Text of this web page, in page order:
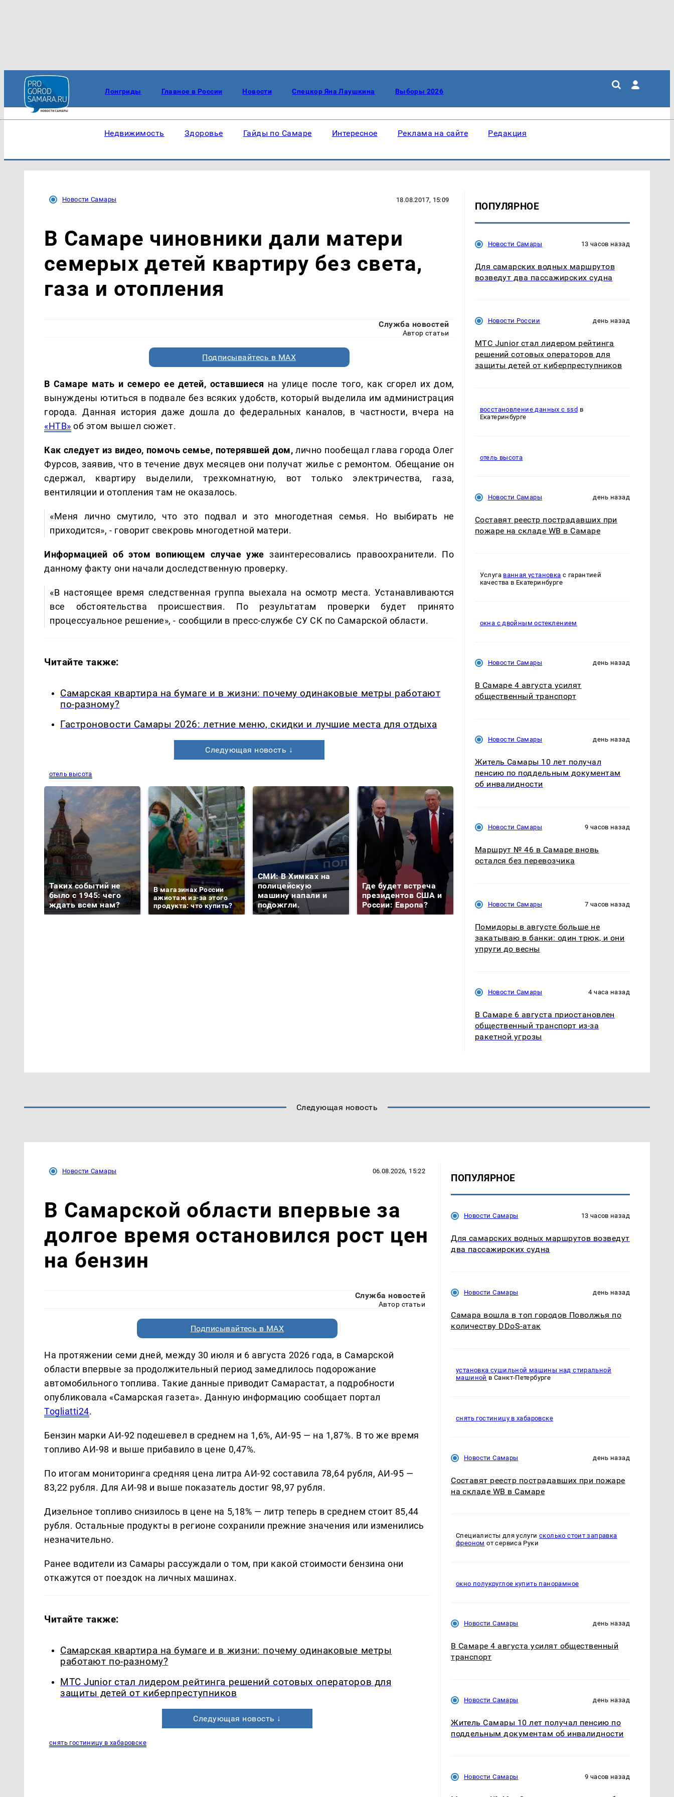
Лонгриды Главное в России Новости Спецкор Яна Лаушкина Выборы 2026
Недвижимость Здоровье Гайды по Самаре Интересное Реклама на сайте Редакция
Новости Самары 18.08.2017, 15:09
В Самаре чиновники дали матери
семерых детей квартиру без света,
газа и отопления
Служба новостей
Автор статьи
Подписывайтесь в MAX
В Самаре мать и семеро ее детей, оставшиеся на улице после того, как сгорел их дом,
вынуждены ютиться в подвале без всяких удобств, который выделила им администрация
города. Данная история даже дошла до федеральных каналов, в частности, вчера на
«НТВ» об этом вышел сюжет.
Как следует из видео, помочь семье, потерявшей дом, лично пообещал глава города Олег
Фурсов, заявив, что в течение двух месяцев они получат жилье с ремонтом. Обещание он
сдержал, квартиру выделили, трехкомнатную, вот только электричества, газа,
вентиляции и отопления там не оказалось.
«Меня лично смутило, что это подвал и это многодетная семья. Но выбирать не
приходится», - говорит свекровь многодетной матери.
Информацией об этом вопиющем случае уже заинтересовались правоохранители. По
данному факту они начали доследственную проверку.
«В настоящее время следственная группа выехала на осмотр места. Устанавливаются
все обстоятельства происшествия. По результатам проверки будет принято
процессуальное решение», - сообщили в пресс-службе СУ СК по Самарской области.
Читайте также:
Самарская квартира на бумаге и в жизни: почему одинаковые метры работают
по-разному?
Гастроновости Самары 2026: летние меню, скидки и лучшие места для отдыха
Следующая новость ↓
отель высота
Таких событий не
было с 1945: чего
ждать всем нам?
В магазинах России
ажиотаж из-за этого
продукта: что купить?
СМИ: В Химках на
полицейскую
машину напали и
подожгли.
Где будет встреча
президентов США и
России: Европа?
миллионов рублей
Кавказе: смотреть
ПОПУЛЯРНОЕ
Новости Самары 13 часов назад
Для самарских водных маршрутов
возведут два пассажирских судна
Новости России день назад
МТС Junior стал лидером рейтинга
решений сотовых операторов для
защиты детей от киберпреступников
восстановление данных с ssd в
Екатеринбурге
отель высота
Новости Самары день назад
Составят реестр пострадавших при
пожаре на складе WB в Самаре
Услуга ванная установка с гарантией
качества в Екатеринбурге
окна с двойным остеклением
Новости Самары день назад
В Самаре 4 августа усилят
общественный транспорт
Новости Самары день назад
Житель Самары 10 лет получал
пенсию по поддельным документам
об инвалидности
Новости Самары 9 часов назад
Маршрут № 46 в Самаре вновь
остался без перевозчика
Новости Самары 7 часов назад
Помидоры в августе больше не
закатываю в банки: один трюк, и они
упруги до весны
Новости Самары 4 часа назад
В Самаре 6 августа приостановлен
общественный транспорт из-за
ракетной угрозы
Следующая новость
Новости Самары 06.08.2026, 15:22
В Самарской области впервые за
долгое время остановился рост цен
на бензин
Служба новостей
Автор статьи
Подписывайтесь в MAX
На протяжении семи дней, между 30 июля и 6 августа 2026 года, в Самарской
области впервые за продолжительный период замедлилось подорожание
автомобильного топлива. Такие данные приводит Самарастат, а подробности
опубликовала «Самарская газета». Данную информацию сообщает портал
Togliatti24.
Бензин марки АИ-92 подешевел в среднем на 1,6%, АИ-95 — на 1,87%. В то же время
топливо АИ-98 и выше прибавило в цене 0,47%.
По итогам мониторинга средняя цена литра АИ-92 составила 78,64 рубля, АИ-95 —
83,22 рубля. Для АИ-98 и выше показатель достиг 98,97 рубля.
Дизельное топливо снизилось в цене на 5,18% — литр теперь в среднем стоит 85,44
рубля. Остальные продукты в регионе сохранили прежние значения или изменились
незначительно.
Ранее водители из Самары рассуждали о том, при какой стоимости бензина они
откажутся от поездок на личных машинах.
Читайте также:
Самарская квартира на бумаге и в жизни: почему одинаковые метры
работают по-разному?
МТС Junior стал лидером рейтинга решений сотовых операторов для
защиты детей от киберпреступников
Следующая новость ↓
снять гостиницу в хабаровске
ПОПУЛЯРНОЕ
Новости Самары 13 часов назад
Для самарских водных маршрутов возведут
два пассажирских судна
Новости Самары день назад
Самара вошла в топ городов Поволжья по
количеству DDoS-атак
установка сушильной машины над стиральной
машиной в Санкт-Петербурге
снять гостиницу в хабаровске
Новости Самары день назад
Составят реестр пострадавших при пожаре
на складе WB в Самаре
Специалисты для услугисколько стоит заправка
фреоном от сервиса Руки
окно полукруглое купить панорамное
Новости Самары день назад
В Самаре 4 августа усилят общественный
транспорт
Новости Самары день назад
Житель Самары 10 лет получал пенсию по
поддельным документам об инвалидности
Новости Самары 9 часов назад